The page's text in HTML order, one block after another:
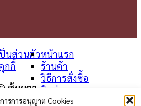
ารการอนุญาต Cookies
นส่วนตัว
กกี้
ซุ้มผกา
หน้าแรก
ร้านค้า
วิธีการสั่งซื้อ
ติดต่อเรา